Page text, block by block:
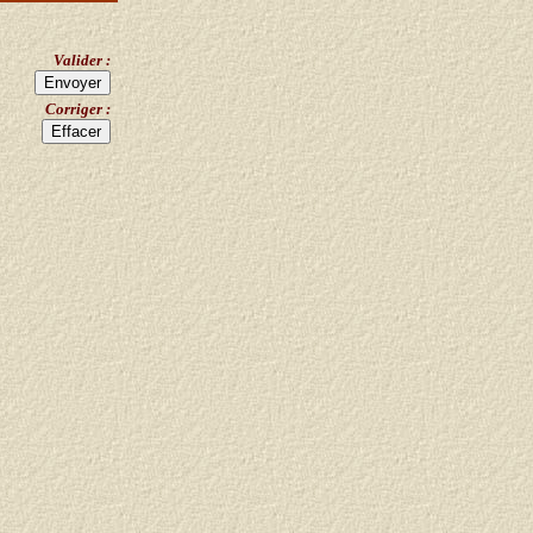
Valider :
Corriger :